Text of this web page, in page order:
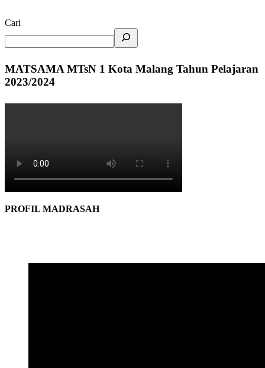
Cari
MATSAMA MTsN 1 Kota Malang Tahun Pelajaran
2023/2024
PROFIL MADRASAH